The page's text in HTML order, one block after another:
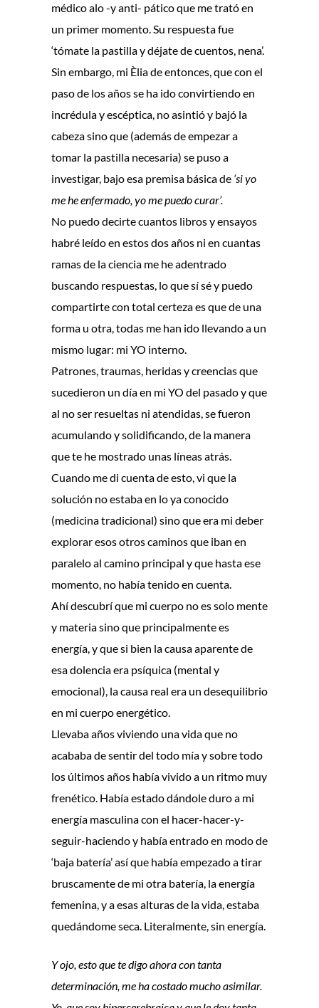
médico alo -y anti- pático que me trató en
un primer momento. Su respuesta fue
‘tómate la pastilla y déjate de cuentos, nena’.
Sin embargo, mi Èlia de entonces, que con el
paso de los años se ha ido convirtiendo en
incrédula y escéptica, no asintió y bajó la
cabeza sino que (además de empezar a
tomar la pastilla necesaria) se puso a
investigar, bajo esa premisa básica de ‘si yo
me he enfermado, yo me puedo curar’.
No puedo decirte cuantos libros y ensayos
habré leído en estos dos años ni en cuantas
ramas de la ciencia me he adentrado
buscando respuestas, lo que sí sé y puedo
compartirte con total certeza es que de una
forma u otra, todas me han ido llevando a un
mismo lugar: mi YO interno.
Patrones, traumas, heridas y creencias que
sucedieron un día en mi YO del pasado y que
al no ser resueltas ni atendidas, se fueron
acumulando y solidificando, de la manera
que te he mostrado unas líneas atrás.
Cuando me di cuenta de esto, vi que la
solución no estaba en lo ya conocido
(medicina tradicional) sino que era mi deber
explorar esos otros caminos que iban en
paralelo al camino principal y que hasta ese
momento, no había tenido en cuenta.
Ahí descubrí que mi cuerpo no es solo mente
y materia sino que principalmente es
energía, y que si bien la causa aparente de
esa dolencia era psíquica (mental y
emocional), la causa real era un desequilibrio
en mi cuerpo energético.
Llevaba años viviendo una vida que no
acababa de sentir del todo mía y sobre todo
los últimos años había vivido a un ritmo muy
frenético. Había estado dándole duro a mi
energía masculina con el hacer-hacer-y-
seguir-haciendo y había entrado en modo de
‘baja batería’ así que había empezado a tirar
bruscamente de mi otra batería, la energía
femenina, y a esas alturas de la vida, estaba
quedándome seca. Literalmente, sin energía.
Y ojo, esto que te digo ahora con tanta
determinación, me ha costado mucho asimilar.